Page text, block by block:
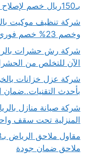
بـ150ريال خصم لإصلاح تسربات المياه
وخصم 23% خصم فوري اتصل بنا الان
الآن للتخلص من
بأحدث التقنيات..ضمان الجودة100%
شركة صيانة منازل
المنزلية تحت سقف
ملاحق ضمان جودة